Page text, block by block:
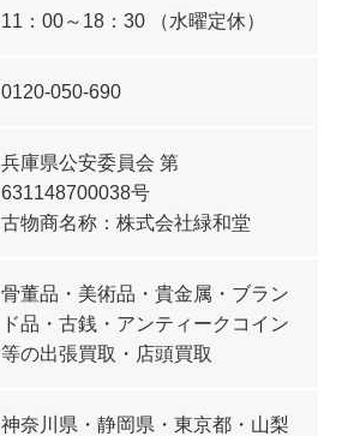
11：00～18：30 （水曜定休）
0120-050-690
兵庫県公安委員会 第
631148700038号
古物商名称：株式会社緑和堂
骨董品・美術品・貴金属・ブラン
ド品・古銭・アンティークコイン
等の出張買取・店頭買取
神奈川県・静岡県・東京都・山梨